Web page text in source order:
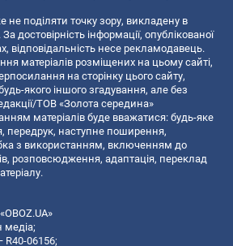
не поділяти точку зору, викладену в
достовірність інформації, опублікованої
відповідальність несе рекламодавець.
матеріалів розміщених на цьому сайті,
на сторінку цього сайту,
якого іншого згадування, але без
ТОВ «Золота середина»
матеріалів буде вважатися: будь-яке
передрук, наступне поширення,
з використанням, включенням до
розповсюдження, адаптація, переклад
медіа;
R40-06156;